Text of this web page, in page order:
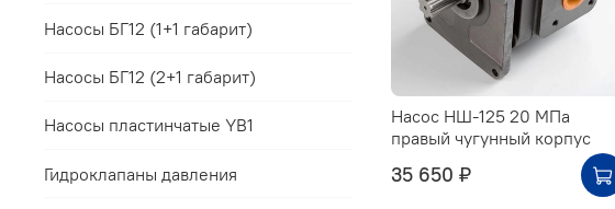
Насос НШ-125 20 МПа
правый чугунный корпус
35 650 ₽
Насосы БГ12 (1+1 габарит)
Насосы БГ12 (2+1 габарит)
Насосы пластинчатые YB1
Гидроклапаны давления